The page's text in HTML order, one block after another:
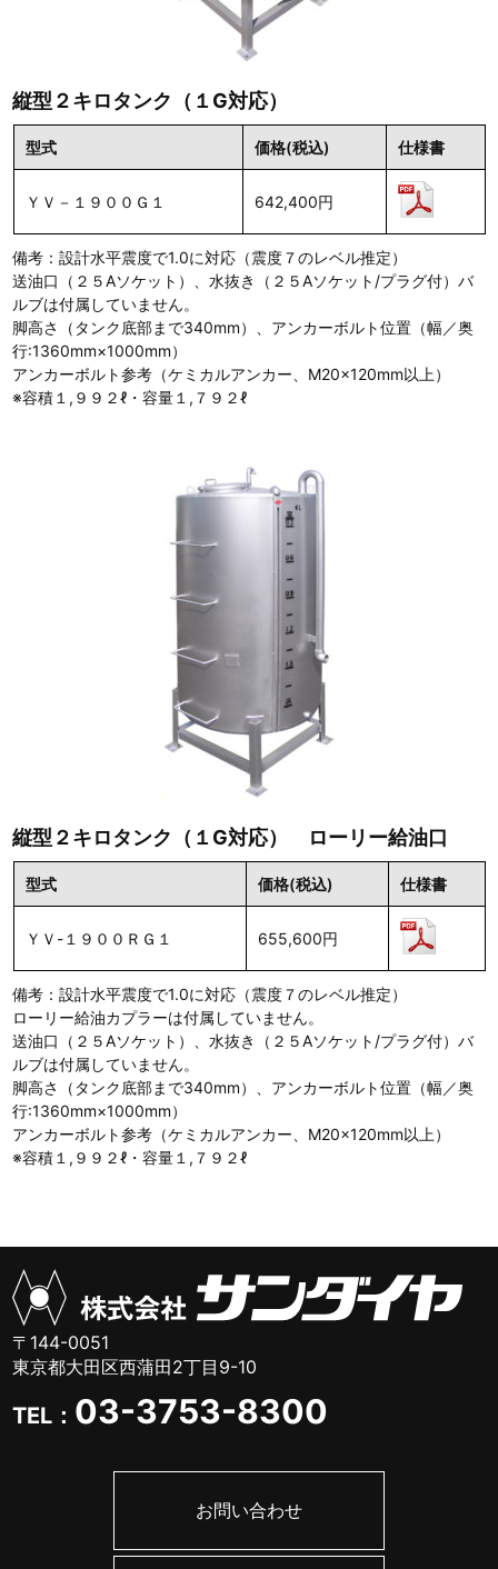
縦型２キロタンク（１G対応）
型式 価格(税込) 仕様書
ＹＶ－１９００Ｇ１ 642,400円
備考：設計水平震度で1.0に対応（震度７のレベル推定）
送油口（２５Aソケット）、水抜き（２５Aソケット/プラグ付）バ
ルブは付属していません。
脚高さ（タンク底部まで340mm）、アンカーボルト位置（幅／奥
行:1360mm×1000mm）
アンカーボルト参考（ケミカルアンカー、M20×120mm以上）
※容積１,９９２ℓ・容量１,７９２ℓ
縦型２キロタンク（１G対応） ローリー給油口
型式 価格(税込) 仕様書
ＹＶ-１９００ＲＧ１ 655,600円
備考：設計水平震度で1.0に対応（震度７のレベル推定）
ローリー給油カプラーは付属していません。
送油口（２５Aソケット）、水抜き（２５Aソケット/プラグ付）バ
ルブは付属していません。
脚高さ（タンク底部まで340mm）、アンカーボルト位置（幅／奥
行:1360mm×1000mm）
アンカーボルト参考（ケミカルアンカー、M20×120mm以上）
※容積１,９９２ℓ・容量１,７９２ℓ
〒144-0051
東京都大田区西蒲田2丁目9-10
TEL： 03-3753-8300
お問い合わせ